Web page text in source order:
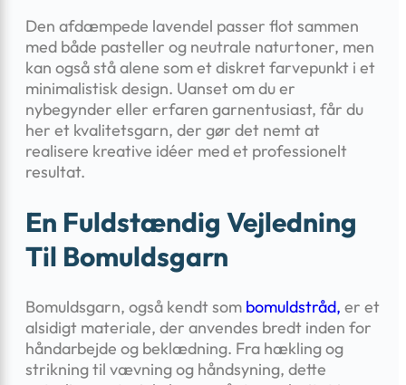
Den afdæmpede lavendel passer flot sammen
med både pasteller og neutrale naturtoner, men
kan også stå alene som et diskret farvepunkt i et
minimalistisk design. Uanset om du er
nybegynder eller erfaren garnentusiast, får du
her et kvalitetsgarn, der gør det nemt at
realisere kreative idéer med et professionelt
resultat.
En Fuldstændig Vejledning
Til Bomuldsgarn
Bomuldsgarn, også kendt som bomuldstråd, er et
alsidigt materiale, der anvendes bredt inden for
håndarbejde og beklædning. Fra hækling og
strikning til vævning og håndsyning, dette